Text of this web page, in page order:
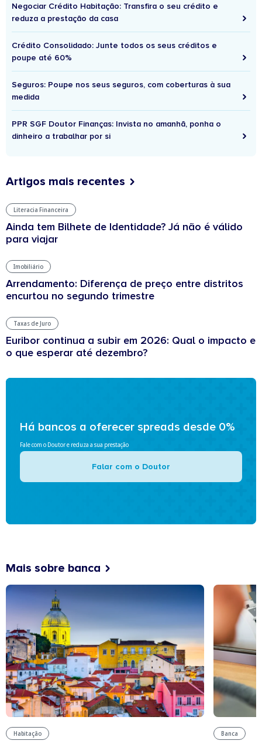
Negociar Crédito Habitação: Transfira o seu crédito e
reduza a prestação da casa
Crédito Consolidado: Junte todos os seus créditos e
poupe até 60%
Seguros: Poupe nos seus seguros, com coberturas à sua
medida
PPR SGF Doutor Finanças: Invista no amanhã, ponha o
dinheiro a trabalhar por si
Artigos mais recentes
Literacia Financeira
Ainda tem Bilhete de Identidade? Já não é válido
para viajar
Imobiliário
Arrendamento: Diferença de preço entre distritos
encurtou no segundo trimestre
Taxas de Juro
Euribor continua a subir em 2026: Qual o impacto e
o que esperar até dezembro?
Há bancos a oferecer spreads desde 0%
Fale com o Doutor e reduza a sua prestação
Falar com o Doutor
Mais sobre banca
Habitação Banca